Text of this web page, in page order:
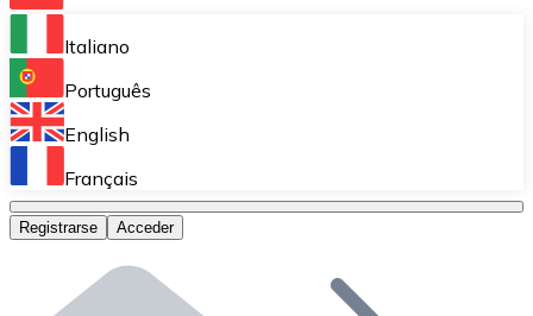
Bitnovo Ramp
Integra nuestra solución en tu plataforma.
Bitnovo Giftcards
Bitnovo OTC
Bitnovo ATM
Italiano
Português
English
Français
Registrarse Acceder